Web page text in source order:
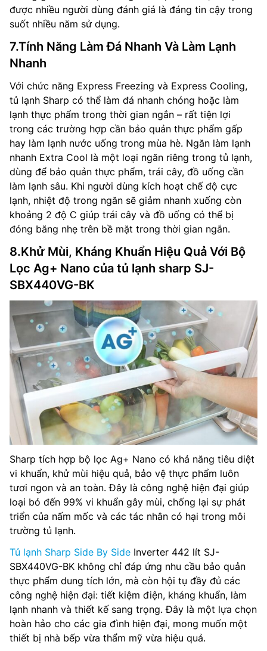
được nhiều người dùng đánh giá là đáng tin cậy trong
suốt nhiều năm sử dụng.
7.Tính Năng Làm Đá Nhanh Và Làm Lạnh
Nhanh
Với chức năng Express Freezing và Express Cooling,
tủ lạnh Sharp có thể làm đá nhanh chóng hoặc làm
lạnh thực phẩm trong thời gian ngắn – rất tiện lợi
trong các trường hợp cần bảo quản thực phẩm gấp
hay làm lạnh nước uống trong mùa hè. Ngăn làm lạnh
nhanh Extra Cool là một loại ngăn riêng trong tủ lạnh,
dùng để bảo quản thực phẩm, trái cây, đồ uống cần
làm lạnh sâu. Khi người dùng kích hoạt chế độ cực
lạnh, nhiệt độ trong ngăn sẽ giảm nhanh xuống còn
khoảng 2 độ C giúp trái cây và đồ uống có thể bị
đóng băng nhẹ trên bề mặt trong thời gian ngắn.
8.Khử Mùi, Kháng Khuẩn Hiệu Quả Với Bộ
Lọc Ag+ Nano của tủ lạnh sharp SJ-
SBX440VG-BK
Sharp tích hợp bộ lọc Ag+ Nano có khả năng tiêu diệt
vi khuẩn, khử mùi hiệu quả, bảo vệ thực phẩm luôn
tươi ngon và an toàn. Đây là công nghệ hiện đại giúp
loại bỏ đến 99% vi khuẩn gây mùi, chống lại sự phát
triển của nấm mốc và các tác nhân có hại trong môi
trường tủ lạnh.
Tủ lạnh Sharp Side By Side Inverter 442 lít SJ-
SBX440VG-BK không chỉ đáp ứng nhu cầu bảo quản
thực phẩm dung tích lớn, mà còn hội tụ đầy đủ các
công nghệ hiện đại: tiết kiệm điện, kháng khuẩn, làm
lạnh nhanh và thiết kế sang trọng. Đây là một lựa chọn
hoàn hảo cho các gia đình hiện đại, mong muốn một
thiết bị nhà bếp vừa thẩm mỹ vừa hiệu quả.